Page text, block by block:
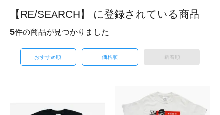
【RE/SEARCH】 に登録されている商品
5件の商品が見つかりました
おすすめ順 価格順 新着順